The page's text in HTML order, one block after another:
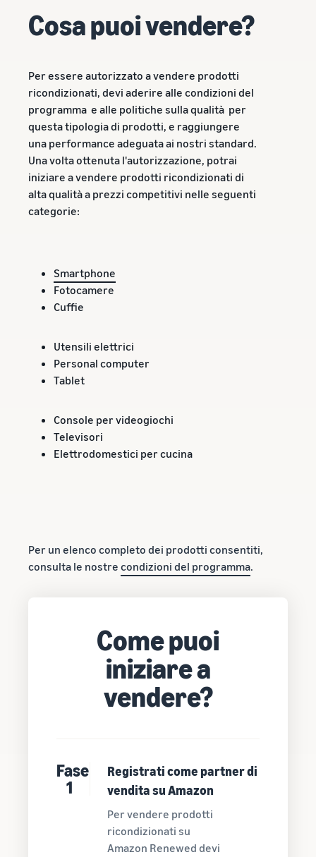
Cosa puoi vendere?
Per essere autorizzato a vendere prodotti
ricondizionati, devi aderire alle condizioni del
programma e alle politiche sulla qualità per
questa tipologia di prodotti, e raggiungere
una performance adeguata ai nostri standard.
Una volta ottenuta l'autorizzazione, potrai
iniziare a vendere prodotti ricondizionati di
alta qualità a prezzi competitivi nelle seguenti
categorie:
Smartphone
Fotocamere
Cuffie
Utensili elettrici
Personal computer
Tablet
Console per videogiochi
Televisori
Elettrodomestici per cucina
Per un elenco completo dei prodotti consentiti,
consulta le nostre condizioni del programma.
Come puoi
iniziare a
vendere?
Fase
1
Registrati come partner di
vendita su Amazon
Per vendere prodotti
ricondizionati su
Amazon Renewed devi